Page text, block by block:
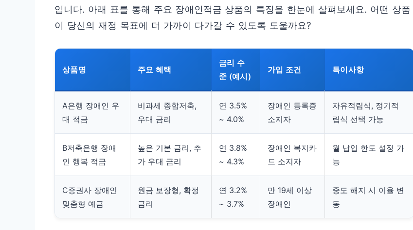
입니다. 아래 표를 통해 주요 장애인적금 상품의 특징을 한눈에 살펴보세요. 어떤 상품
이 당신의 재정 목표에 더 가까이 다가갈 수 있도록 도울까요?
상품명 주요 혜택
금리 수
준 (예시)
가입 조건 특이사항
A은행 장애인 우
대 적금
비과세 종합저축,
우대 금리
연 3.5%
~ 4.0%
장애인 등록증
소지자
자유적립식, 정기적
립식 선택 가능
B저축은행 장애
인 행복 적금
높은 기본 금리, 추
가 우대 금리
연 3.8%
~ 4.3%
장애인 복지카
드 소지자
월 납입 한도 설정 가
능
C증권사 장애인
맞춤형 예금
원금 보장형, 확정
금리
연 3.2%
~ 3.7%
만 19세 이상
장애인
중도 해지 시 이율 변
동